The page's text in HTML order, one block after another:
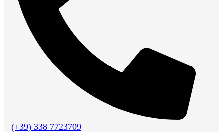
(+39) 338 7723709